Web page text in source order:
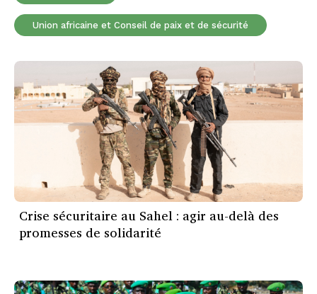
Union africaine et Conseil de paix et de sécurité
Crise sécuritaire au Sahel : agir au-delà des
promesses de solidarité